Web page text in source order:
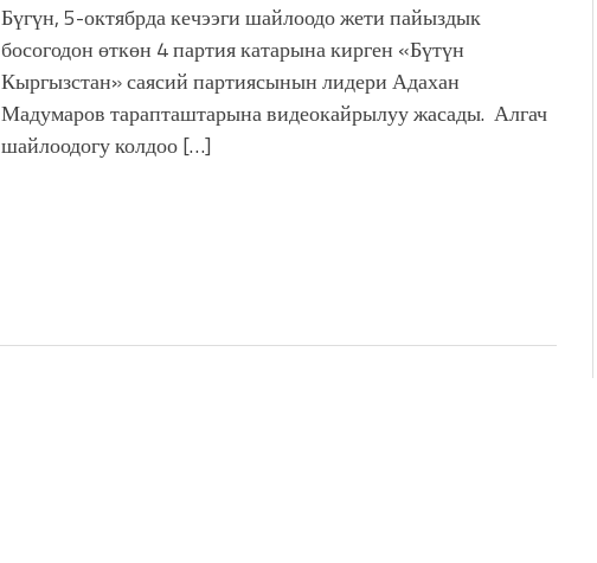
Бүгүн, 5-октябрда кечээги шайлоодо жети пайыздык
босогодон өткөн 4 партия катарына кирген «Бүтүн
Кыргызстан» саясий партиясынын лидери Адахан
Мадумаров тарапташтарына видеокайрылуу жасады. Алгач
шайлоодогу колдоо […]